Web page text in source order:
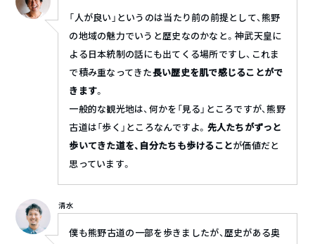
「人が良い」というのは当たり前の前提として、熊野
の地域の魅力でいうと歴史なのかなと。神武天皇に
よる日本統制の話にも出てくる場所ですし、これま
で積み重なってきた長い歴史を肌で感じることがで
きます。
一般的な観光地は、何かを「見る」ところですが、熊野
古道は「歩く」ところなんですよ。 先人たちがずっと
歩いてきた道を、自分たちも歩けることが価値だと
思っています。
清水
僕も熊野古道の一部を歩きましたが、歴史がある奥